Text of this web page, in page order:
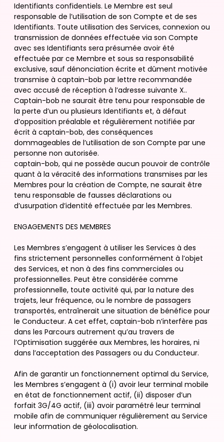
Identifiants confidentiels. Le Membre est seul
responsable de l’utilisation de son Compte et de ses
Identifiants. Toute utilisation des Services, connexion ou
transmission de données effectuée via son Compte
avec ses Identifiants sera présumée avoir été
effectuée par ce Membre et sous sa responsabilité
exclusive, sauf dénonciation écrite et dûment motivée
transmise à captain-bob par lettre recommandée
avec accusé de réception à l’adresse suivante X..
Captain-bob ne saurait être tenu pour responsable de
la perte d’un ou plusieurs Identifiants et, à défaut
d’opposition préalable et régulièrement notifiée par
écrit à captain-bob, des conséquences
dommageables de l’utilisation de son Compte par une
personne non autorisée.
captain-bob, qui ne possède aucun pouvoir de contrôle
quant à la véracité des informations transmises par les
Membres pour la création de Compte, ne saurait être
tenu responsable de fausses déclarations ou
d’usurpation d’identité effectuée par les Membres.
ENGAGEMENTS DES MEMBRES
Les Membres s’engagent à utiliser les Services à des
fins strictement personnelles conformément à l’objet
des Services, et non à des fins commerciales ou
professionnelles. Peut être considérée comme
professionnelle, toute activité qui, par la nature des
trajets, leur fréquence, ou le nombre de passagers
transportés, entraînerait une situation de bénéfice pour
le Conducteur. A cet effet, captain-bob n’interfère pas
dans les Parcours autrement qu’au travers de
l’Optimisation suggérée aux Membres, les horaires, ni
dans l’acceptation des Passagers ou du Conducteur.
Afin de garantir un fonctionnement optimal du Service,
les Membres s’engagent à (i) avoir leur terminal mobile
en état de fonctionnement actif, (ii) disposer d’un
forfait 3G/4G actif, (iii) avoir paramétré leur terminal
mobile afin de communiquer régulièrement au Service
leur information de géolocalisation.